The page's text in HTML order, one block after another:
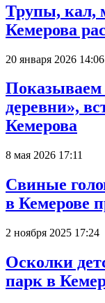
Трупы, кал,
Кемерова
20 января 2026 14:06
Показываем
деревни»,
Кемерова
8 мая 2026 17:11
Свиные
в Кемерове
2 ноября 2025 17:24
Осколки
парк в